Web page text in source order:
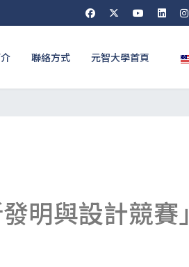
聯絡方式 元智大學首頁
明與設計競賽」